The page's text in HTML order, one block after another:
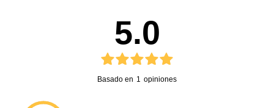
5.0
Basado en 1 opiniones